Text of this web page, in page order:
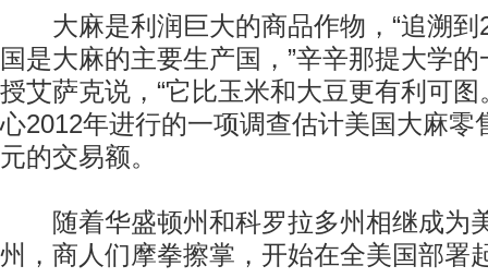
大麻是利润巨大的商品作物，“追溯到
国是大麻的主要生产国，”辛辛那提大学
授艾萨克说，“它比玉米和大豆更有利可图
心2012年进行的一项调查估计美国大麻零
元的交易额。
随着华盛顿州和科罗拉多州相继成为
州，商人们摩拳擦掌，开始在全美国部署